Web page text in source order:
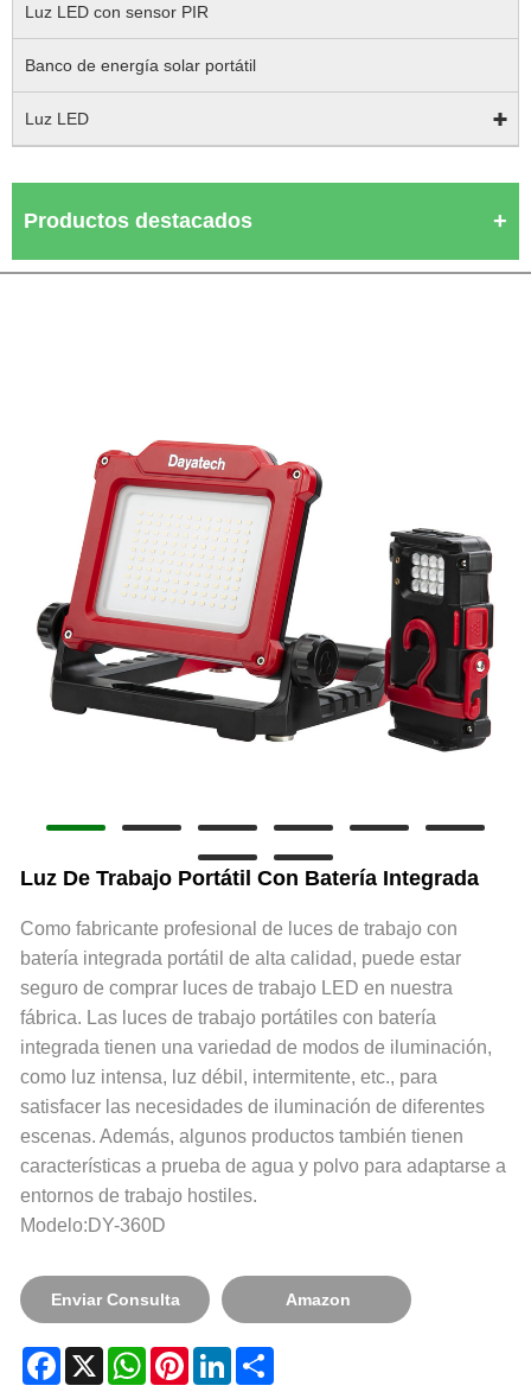
Luz LED con sensor PIR
Banco de energía solar portátil
Luz LED
Productos destacados
Luz De Trabajo Portátil Con Batería Integrada
Como fabricante profesional de luces de trabajo con
batería integrada portátil de alta calidad, puede estar
seguro de comprar luces de trabajo LED en nuestra
fábrica. Las luces de trabajo portátiles con batería
integrada tienen una variedad de modos de iluminación,
como luz intensa, luz débil, intermitente, etc., para
satisfacer las necesidades de iluminación de diferentes
escenas. Además, algunos productos también tienen
características a prueba de agua y polvo para adaptarse a
entornos de trabajo hostiles.
Modelo:DY-360D
Enviar Consulta Amazon
Facebook
X WhatsApp
PinterestLinkedIn